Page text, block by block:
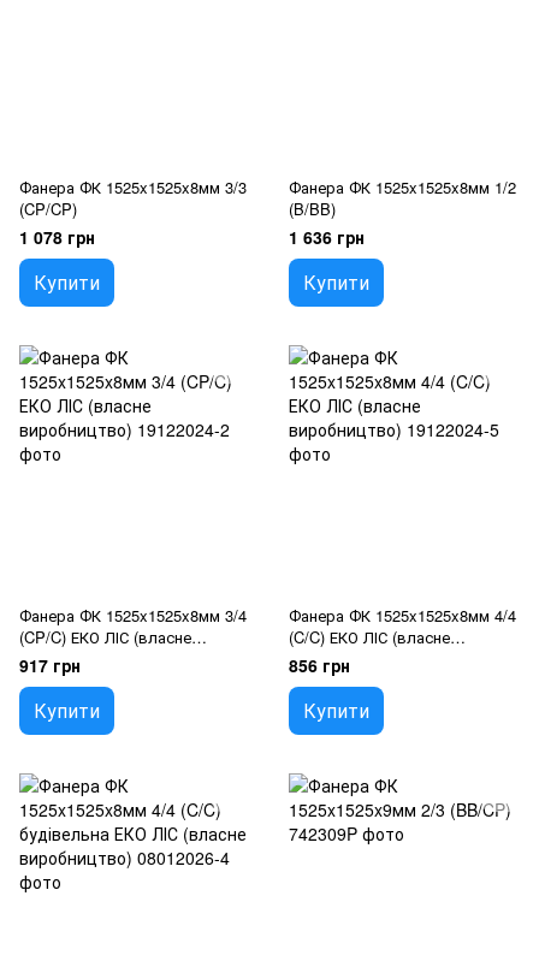
Фанера ФК 1525x1525x8мм 3/3
(CP/CP)
1 078 грн
Купити
Фанера ФК 1525x1525x8мм 1/2
(B/BB)
1 636 грн
Купити
Фанера ФК 1525x1525x8мм 3/4
(CP/C) ЕКО ЛІС (власне
виробництво)
917 грн
Купити
Фанера ФК 1525x1525x8мм 4/4
(C/C) ЕКО ЛІС (власне
виробництво)
856 грн
Купити